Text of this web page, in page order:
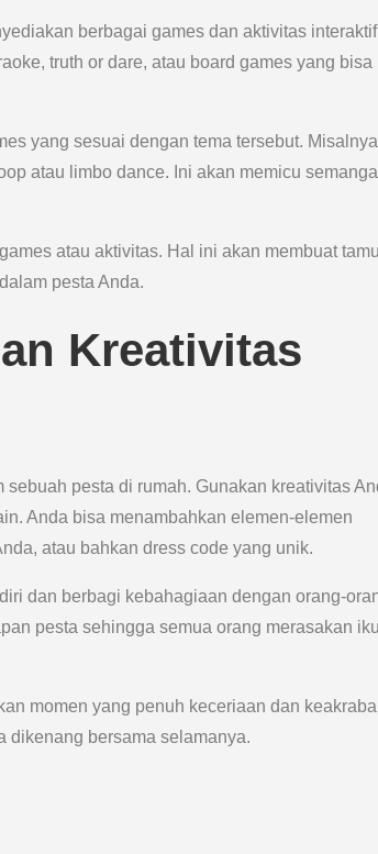
berbagai games dan aktivitas interaktif
truth or dare, atau board games yang bisa
yang sesuai dengan tema tersebut.
atau limbo dance. Ini akan memicu
atau aktivitas. Hal ini akan membuat tamu
pesta Anda.
Kreativitas
pesta di rumah. Gunakan kreativitas
Anda bisa menambahkan elemen-elemen
atau bahkan dress code yang unik.
dan berbagi kebahagiaan dengan orang-
pesta sehingga semua orang merasakan
momen yang penuh keceriaan dan
dikenang bersama selamanya.